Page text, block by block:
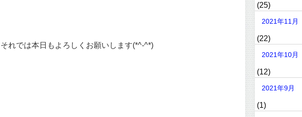
それでは本日もよろしくお願いします(*^-^*)
(25)
2021年11月
(22)
2021年10月
(12)
2021年9月
(1)